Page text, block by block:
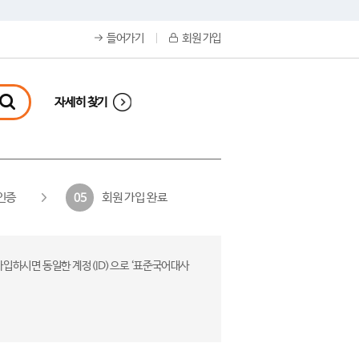
들어가기 회원 가입
자세히 찾기
증 05 회원 가입 완료
하시면 동일한 계정(ID)으로 ‘표준국어대사